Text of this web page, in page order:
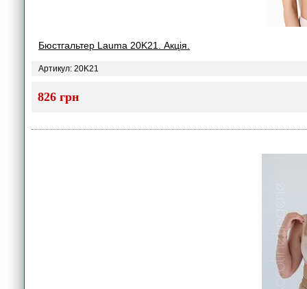
Бюстгальтер Lauma 20K21. Акція.
Артикул: 20K21
826 грн